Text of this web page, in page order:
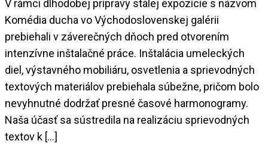
V rámci dlhodobej prípravy stálej expozície s názvom
Komédia ducha vo Východoslovenskej galérii
prebiehali v záverečných dňoch pred otvorením
intenzívne inštalačné práce. Inštalácia umeleckých
diel, výstavného mobiliáru, osvetlenia a sprievodných
textových materiálov prebiehala súbežne, pričom bolo
nevyhnutné dodržať presné časové harmonogramy.
Naša účasť sa sústredila na realizáciu sprievodných
textov k […]